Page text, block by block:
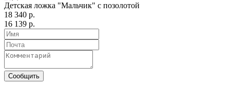
Детская ложка "Мальчик" с позолотой
18 340 р.
16 139 р.